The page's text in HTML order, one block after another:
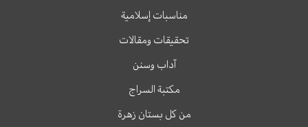
مناسبات إسلامية
تحقيقات ومقالات
آداب وسنن
مكتبة السراج
من كل بستان زهرة